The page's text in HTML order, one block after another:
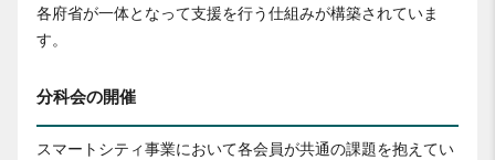
各府省が一体となって支援を行う仕組みが構築されていま
す。
分科会の開催
スマートシティ事業において各会員が共通の課題を抱えてい